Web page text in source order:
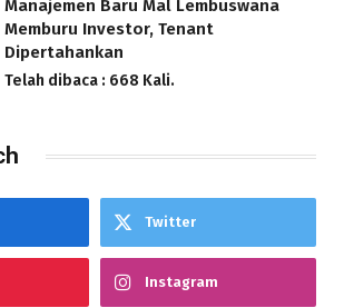
Manajemen Baru Mal Lembuswana
Memburu Investor, Tenant
Dipertahankan
Telah dibaca : 668 Kali.
Twitter
Instagram